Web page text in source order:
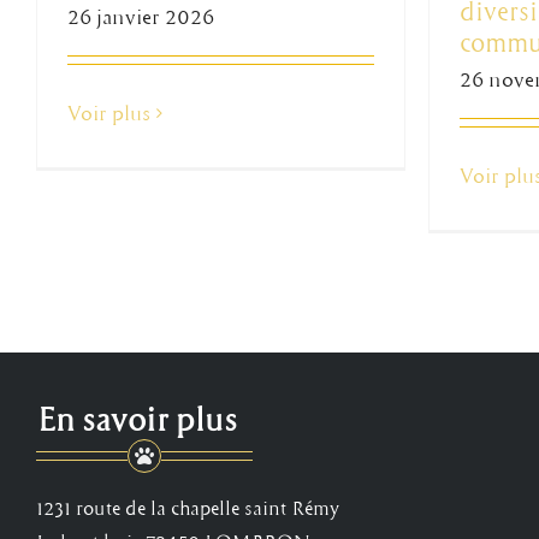
Bonne fête
26 janvier 2026
Voir plus
26
Voir
En savoir plus
1231 route de la chapelle saint Rémy